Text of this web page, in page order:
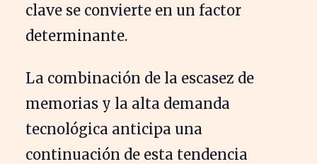
clave se convierte en un factor
determinante.
La combinación de la escasez de
memorias y la alta demanda
tecnológica anticipa una
continuación de esta tendencia